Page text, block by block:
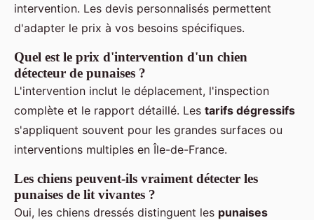
intervention. Les devis personnalisés permettent
d'adapter le prix à vos besoins spécifiques.
Quel est le prix d'intervention d'un chien
détecteur de punaises ?
L'intervention inclut le déplacement, l'inspection
complète et le rapport détaillé. Les tarifs dégressifs
s'appliquent souvent pour les grandes surfaces ou
interventions multiples en Île-de-France.
Les chiens peuvent-ils vraiment détecter les
punaises de lit vivantes ?
Oui, les chiens dressés distinguent les punaises